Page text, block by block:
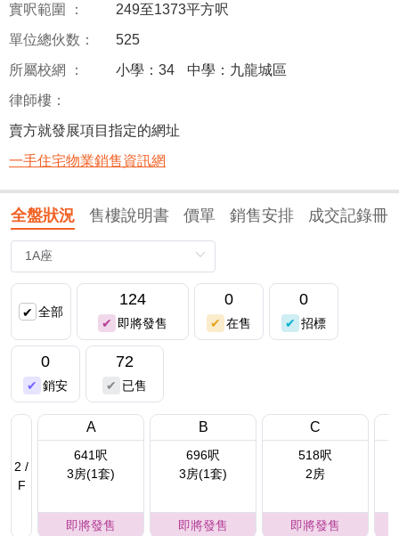
單位總伙数： 525
實呎範圍 ： 249至1373平方呎
律師樓：
所屬校網 ： 小學：34 中學：九龍城區
賣方就發展項目指定的網址
一手住宅物業銷售資訊網
全盤狀況 售樓說明書 價單 銷售安排 成交記錄冊
全部
124
即將發售
0
在售
0
招標
0
銷安
72
已售
2 /
F
A
641呎
3房(1套)
即將發售
B
696呎
3房(1套)
即將發售
C
518呎
2房
即將發售